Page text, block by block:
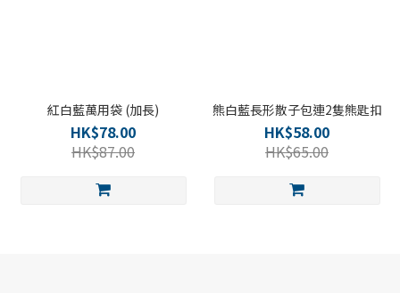
紅白藍萬用袋 (加長)
HK$78.00
HK$87.00
熊白藍長形散子包連2隻熊匙扣
HK$58.00
HK$65.00